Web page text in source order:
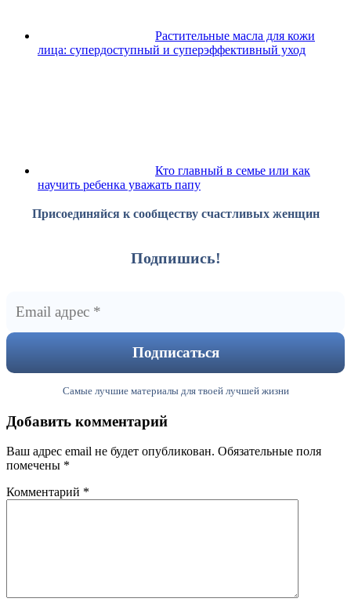
Растительные масла для кожи
лица: супердоступный и суперэффективный уход
Кто главный в семье или как
научить ребенка уважать папу
Присоединяйся к сообществу счастливых женщин
Подпишись!
Самые лучшие материалы для твоей лучшей жизни
Добавить комментарий
Ваш адрес email не будет опубликован. Обязательные поля
помечены *
Комментарий *